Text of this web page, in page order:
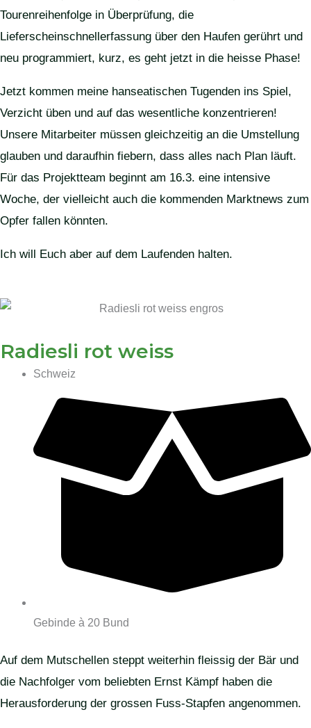
Tourenreihenfolge in Überprüfung, die
Lieferscheinschnellerfassung über den Haufen gerührt und
neu programmiert, kurz, es geht jetzt in die heisse Phase!
Jetzt kommen meine hanseatischen Tugenden ins Spiel,
Verzicht üben und auf das wesentliche konzentrieren!
Unsere Mitarbeiter müssen gleichzeitig an die Umstellung
glauben und daraufhin fiebern, dass alles nach Plan läuft.
Für das Projektteam beginnt am 16.3. eine intensive
Woche, der vielleicht auch die kommenden Marktnews zum
Opfer fallen könnten.
Ich will Euch aber auf dem Laufenden halten.
Radiesli rot weiss
Schweiz
Gebinde à 20 Bund
Auf dem Mutschellen steppt weiterhin fleissig der Bär und
die Nachfolger vom beliebten Ernst Kämpf haben die
Herausforderung der grossen Fuss-Stapfen angenommen.